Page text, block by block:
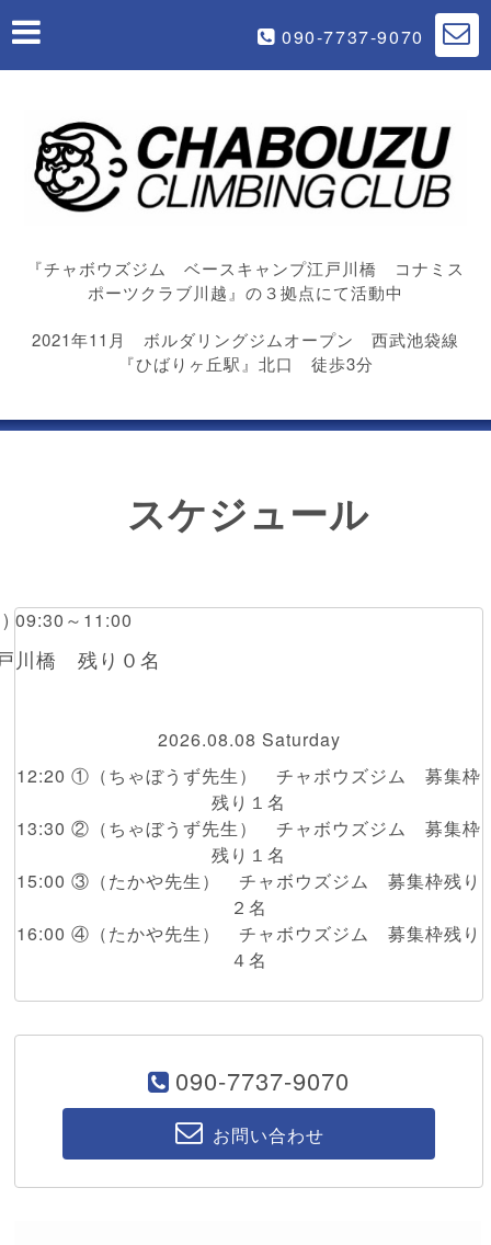
090-7737-9070
『チャボウズジム ベースキャンプ江戸川橋 コナミス
ポーツクラブ川越』の３拠点にて活動中
2021年11月 ボルダリングジムオープン 西武池袋線
『ひばりヶ丘駅』北口 徒歩3分
スケジュール
09:30～11:00
橋 残り０名
2026.08.08 Saturday
12:20 ①（ちゃぼうず先生） チャボウズジム 募集枠
残り１名
13:30 ②（ちゃぼうず先生） チャボウズジム 募集枠
残り１名
15:00 ③（たかや先生） チャボウズジム 募集枠残り
２名
16:00 ④（たかや先生） チャボウズジム 募集枠残り
４名
090-7737-9070
お問い合わせ